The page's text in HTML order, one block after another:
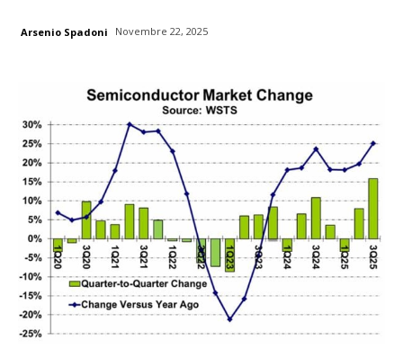
Arsenio Spadoni Novembre 22, 2025